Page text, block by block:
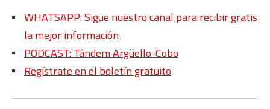
WHATSAPP: Sigue nuestro canal para recibir gratis
la mejor información
PODCAST: Tándem Argüello-Cobo
Regístrate en el boletín gratuito